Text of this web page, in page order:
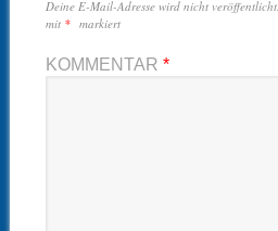
Deine E-Mail-Adresse wird nicht veröffentlicht.
mit * markiert
KOMMENTAR *